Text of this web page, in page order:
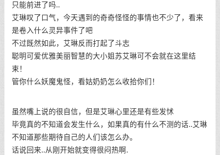
只能前进了吗..
艾琳叹了口气，今天遇到的奇奇怪怪的事情也不少了，看来
是卷入什么灵异事件了吧
不过既然如此，艾琳反而打起了斗志
聪明可爱优雅美丽智慧的大小姐苏艾琳可不会就在这里结
束！
管你什么妖魔鬼怪，看姑奶奶怎么收拾你们！
虽然嘴上说的很自信，但是艾琳心里还是有些发怵
毕竟真的不知道会发生什么，如果真的有什么不测的话..艾琳
不知道那些期待自己的人们该怎么办。
话说回来..从刚开始就变得很闷热啊.